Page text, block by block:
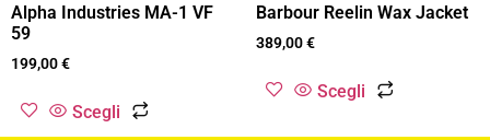
Alpha Industries MA-1 VF
59
199,00€
Scegli
Barbour Reelin Wax Jacket
389,00€
Scegli